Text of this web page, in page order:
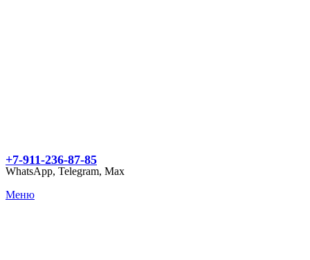
+7-911-236-87-85
WhatsApp, Telegram, Max
Меню